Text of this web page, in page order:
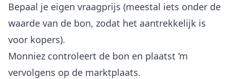
Bepaal je eigen vraagprijs (meestal iets onder de
waarde van de bon, zodat het aantrekkelijk is
voor kopers).
Monniez controleert de bon en plaatst ’m
vervolgens op de marktplaats.